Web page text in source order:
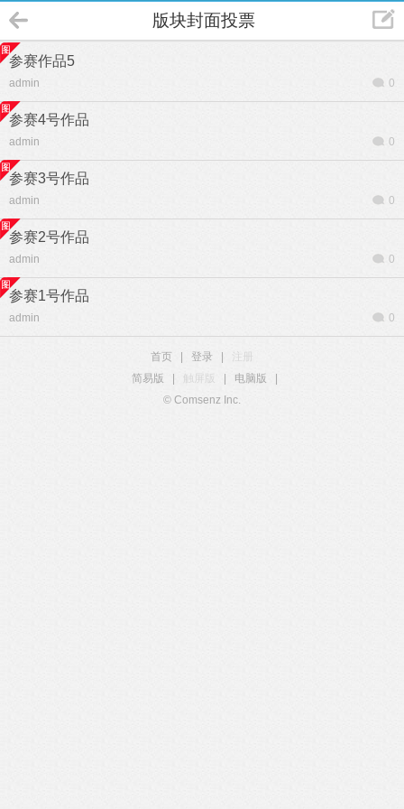
版块封面投票
参赛作品5
admin 0
参赛4号作品
admin 0
参赛3号作品
admin 0
参赛2号作品
admin 0
参赛1号作品
admin 0
首页 登录
简易版
触屏版 电脑版
© Comsenz Inc.